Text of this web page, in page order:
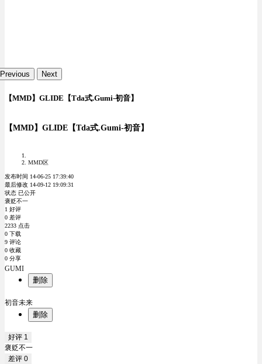
Previous Next
【MMD】GLIDE【Tda式.Gumi-初音】
【MMD】GLIDE【Tda式.Gumi-初音】
MMD区
发布时间 14-06-25 17:39:40
最后修改 14-09-12 19:09:31
状态 已公开
褒贬不一
1 好评
0 差评
2233 点击
0 下载
9 评论
0 收藏
0 分享
GUMI
删除
初音未来
删除
好评 1
褒贬不一
差评 0